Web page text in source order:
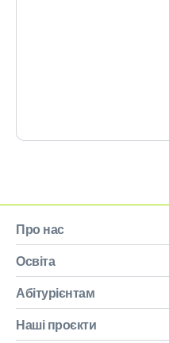
Про нас
Освіта
Абітурієнтам
Наші проєкти